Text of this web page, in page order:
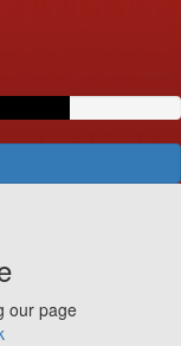
our page